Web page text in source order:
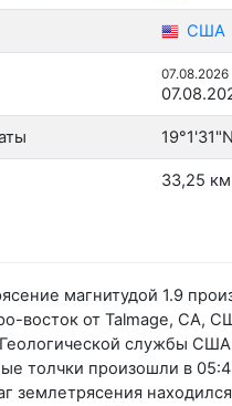
США
07.08.2026
33,25
магнитудой 1.9
восток от Talmage, CA,
службы США
толчки произошли в
землетрясения